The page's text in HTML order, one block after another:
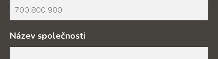
Název společnosti